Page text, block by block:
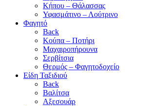
Κήπου – Θάλασσας
Υφασμάτινο – Λούτρινο
Φαγητό
Back
Κούπα – Ποτήρι
Μαχαιροπήρουνα
Σερβίτσια
Θερμός – Φαγητοδοχείο
Είδη Ταξιδιού
Back
Βαλίτσα
Αξεσουάρ